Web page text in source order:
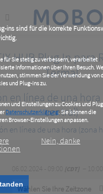
ins sind für die korrekte
für Sie stetig zu verbessern, verarbeitet
Informationen über Ihren Besuch.
stimmen Sie der Verwendung von
und Plug-ins zu.
und Einstellungen zu Cookies und
Datenschutzerklärung. Sie können die
Browser-Einstellungen anpassen.
Nein, danke
HUB Plug In para
Termal
en línea de una
central)
en línea de una hora (zona
Wählen Sie Ihre Zeitzone